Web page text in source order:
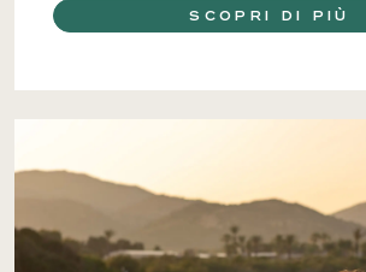
SCOPRI DI PIÙ